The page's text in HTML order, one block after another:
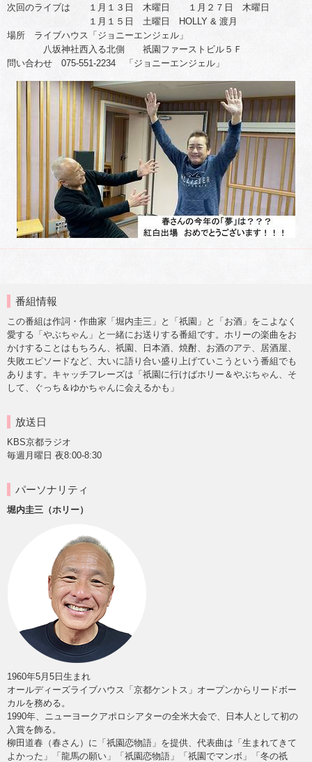
次回のライブは １月１３日 木曜日 １月２７日 木曜日
１月１５日 土曜日 HOLLY & 渡月
場所 ライブハウス「ジョニーエンジェル」
八坂神社西入る北側 祇園ファーストビル５Ｆ
問い合わせ 075-551-2234 「ジョニーエンジェル」
番組情報
この番組は作詞・作曲家「堀内圭三」と「祇園」と「お酒」をこよなく
愛する「やぶちゃん」と一緒にお送りする番組です。ホリーの楽曲をお
かけすることはもちろん、祇園、日本酒、焼酎、お酒のアテ、居酒屋、
失敗エピソードなど、大いに語り合い盛り上げていこうという番組でも
あります。キャッチフレーズは「祇園に行けばホリー＆やぶちゃん、そ
して、ぐっち＆ゆかちゃんに会えるかも」
放送日
KBS京都ラジオ
毎週月曜日 夜8:00-8:30
パーソナリティ
堀内圭三（ホリー）
1960年5月5日生まれ
オールディーズライブハウス「京都ケントス」オープンからリードボー
カルを務める。
1990年、ニューヨークアポロシアターの全米大会で、日本人として初の
入賞を飾る。
柳田道春（春さん）に「祇園恋物語」を提供、代表曲は「生まれてきて
よかった」「龍馬の願い」「祇園恋物語」「祇園でマンボ」「冬の祇